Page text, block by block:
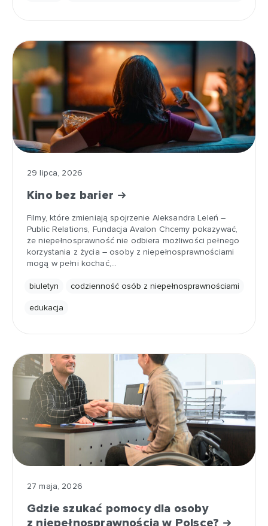
29 lipca, 2026
Kino bez barier
Filmy, które zmieniają spojrzenie Aleksandra Leleń –
Public Relations, Fundacja Avalon Chcemy pokazywać,
że niepełnosprawność nie odbiera możliwości pełnego
korzystania z życia – osoby z niepełnosprawnościami
mogą w pełni kochać,…
biuletyn codzienność osób z niepełnosprawnościami
edukacja
27 maja, 2026
Gdzie szukać pomocy dla osoby
z niepełnosprawnością w Polsce?